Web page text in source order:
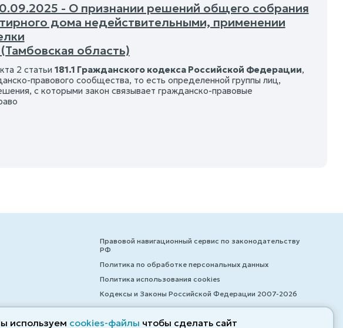
- О признании решений общего собрания
дома недействительными, применении
область)
2 статьи 181.1 Гражданского кодекса Российской Федерации,
правового сообщества, то есть определенной группы лиц,
с которыми закон связывает гражданско-правовые
Правовой навигационный сервис по законодательству
РФ
Политика по обработке персональных данных
Политика использования cookies
Кодексы и Законы Российской Федерации 2007-2026
используем cookies-файлы чтобы сделать сайт